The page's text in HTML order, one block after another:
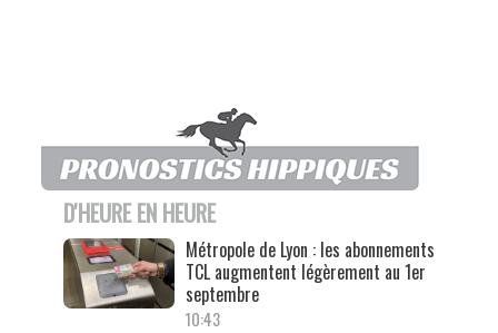
D'HEURE EN HEURE
Métropole de Lyon : les abonnements
TCL augmentent légèrement au 1er
septembre
10:43